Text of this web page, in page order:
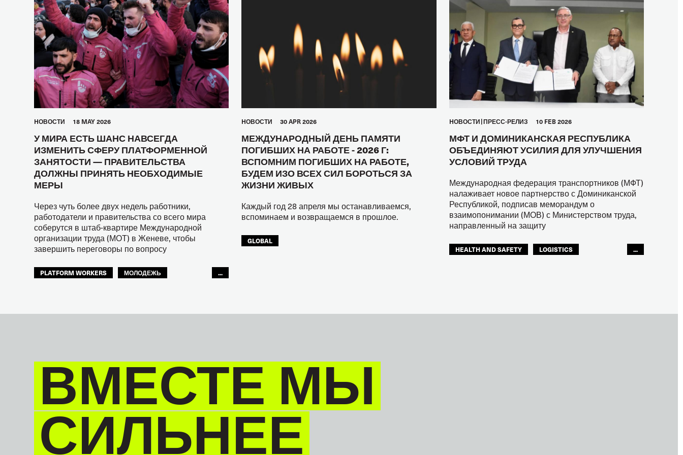
HОВОСТИ 18 MAY 2026
У МИРА ЕСТЬ ШАНС НАВСЕГДА
ИЗМЕНИТЬ СФЕРУ ПЛАТФОРМЕННОЙ
ЗАНЯТОСТИ — ПРАВИТЕЛЬСТВА
ДОЛЖНЫ ПРИНЯТЬ НЕОБХОДИМЫЕ
МЕРЫ
Через чуть более двух недель работники,
работодатели и правительства со всего мира
соберутся в штаб-квартире Международной
организации труда (МОТ) в Женеве, чтобы
завершить переговоры по вопросу
PLATFORM WORKERS
МОЛОДЕЖЬ
...
HОВОСТИ 30 APR 2026
МЕЖДУНАРОДНЫЙ ДЕНЬ ПАМЯТИ
ПОГИБШИХ НА РАБОТЕ - 2026 Г:
ВСПОМНИМ ПОГИБШИХ НА РАБОТЕ,
БУДЕМ ИЗО ВСЕХ СИЛ БОРОТЬСЯ ЗА
ЖИЗНИ ЖИВЫХ
Каждый год 28 апреля мы останавливаемся,
вспоминаем и возвращаемся в прошлое.
GLOBAL
HОВОСТИ ПРЕСС-РЕЛИЗ 10 FEB 2026
МФТ И ДОМИНИКАНСКАЯ РЕСПУБЛИКА
ОБЪЕДИНЯЮТ УСИЛИЯ ДЛЯ УЛУЧШЕНИЯ
УСЛОВИЙ ТРУДА
Международная федерация транспортников (МФТ)
налаживает новое партнерство с Доминиканской
Республикой, подписав меморандум о
взаимопонимании (МОВ) с Министерством труда,
направленный на защиту
HEALTH AND SAFETY
LOGISTICS
...
ВМЕСТЕ МЫ
СИЛЬНЕЕ